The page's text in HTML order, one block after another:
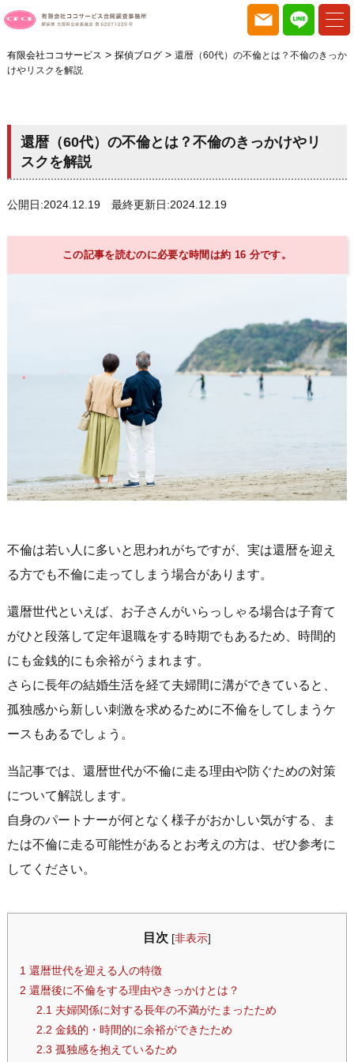
有限会社ココサービス > 探偵ブログ> 還暦（60代）の不倫とは？不倫のきっか
けやリスクを解説
還暦（60代）の不倫とは？不倫のきっかけやリ
スクを解説
公開日:2024.12.19 最終更新日:2024.12.19
この記事を読むのに必要な時間は約 16 分です。
不倫は若い人に多いと思われがちですが、実は還暦を迎え
る方でも不倫に走ってしまう場合があります。
還暦世代といえば、お子さんがいらっしゃる場合は子育て
がひと段落して定年退職をする時期でもあるため、時間的
にも金銭的にも余裕がうまれます。
さらに長年の結婚生活を経て夫婦間に溝ができていると、
孤独感から新しい刺激を求めるために不倫をしてしまうケ
ースもあるでしょう。
当記事では、還暦世代が不倫に走る理由や防ぐための対策
について解説します。
自身のパートナーが何となく様子がおかしい気がする、ま
たは不倫に走る可能性があるとお考えの方は、ぜひ参考に
してください。
目次 [非表示]
1 還暦世代を迎える人の特徴
2 還暦後に不倫をする理由やきっかけとは？
2.1 夫婦関係に対する長年の不満がたまったため
2.2 金銭的・時間的に余裕ができたため
2.3 孤独感を抱えているため